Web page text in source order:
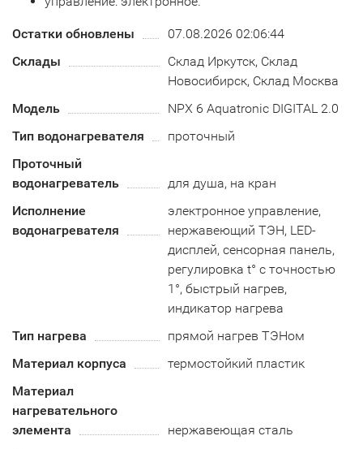
Остатки обновлены
07.08.2026 02:06:44
Склады
Склад Иркутск, Склад
Новосибирск, Склад Москва
Модель
NPX 6 Aquatronic DIGITAL 2.0
Тип водонагревателя
проточный
Проточный
водонагреватель
для душа, на кран
Исполнение
водонагревателя
электронное управление,
нержавеющий ТЭН, LED-
дисплей, сенсорная панель,
регулировка t° с точностью
1°, быстрый нагрев,
индикатор нагрева
Тип нагрева
прямой нагрев ТЭНом
Материал корпуса
термостойкий пластик
Материал
нагревательного
элемента
нержавеющая сталь